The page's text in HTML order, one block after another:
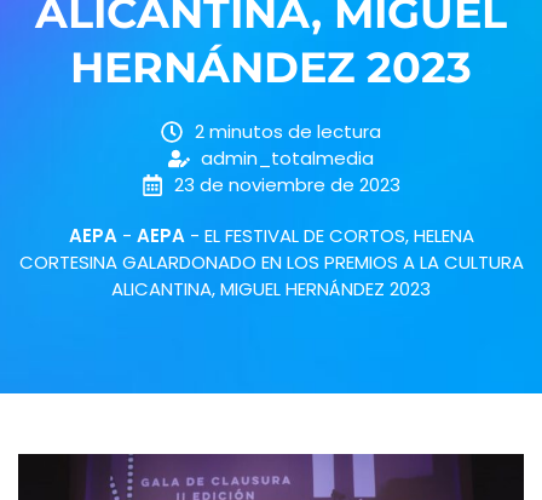
ALICANTINA, MIGUEL
HERNÁNDEZ 2023
2 minutos de lectura
admin_totalmedia
23 de noviembre de 2023
AEPA- AEPA- EL FESTIVAL DE CORTOS, HELENA
CORTESINA GALARDONADO EN LOS PREMIOS A LA CULTURA
ALICANTINA, MIGUEL HERNÁNDEZ 2023